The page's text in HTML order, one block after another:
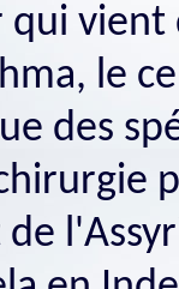
vient
le
des